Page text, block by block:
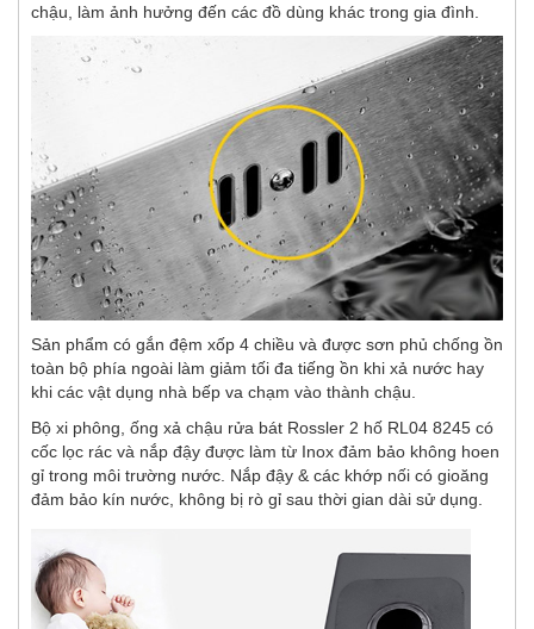
chậu, làm ảnh hưởng đến các đồ dùng khác trong gia đình.
Sản phẩm có gắn đệm xốp 4 chiều và được sơn phủ chống ồn
toàn bộ phía ngoài làm giảm tối đa tiếng ồn khi xả nước hay
khi các vật dụng nhà bếp va chạm vào thành chậu.
Bộ xi phông, ống xả chậu rửa bát Rossler 2 hố RL04 8245 có
cốc lọc rác và nắp đậy được làm từ Inox đảm bảo không hoen
gỉ trong môi trường nước. Nắp đậy & các khớp nối có gioăng
đảm bảo kín nước, không bị rò gỉ sau thời gian dài sử dụng.